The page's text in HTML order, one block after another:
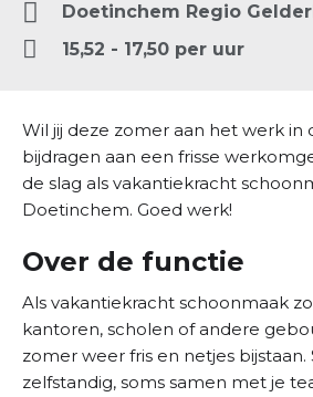
Doetinchem Regio
15,52 - 17,50 per uur
Wil jij deze zomer aan het werk in
bijdragen aan een frisse
de slag als vakantiekracht
Doetinchem. Goed werk!
Over de functie
Als vakantiekracht schoonmaak
kantoren, scholen of andere
zomer weer fris en netjes bijstaan.
zelfstandig, soms samen met je